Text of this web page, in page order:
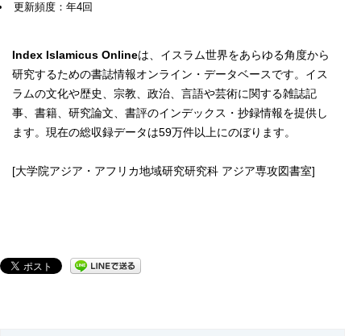
更新頻度：年4回
Index Islamicus Onlineは、イスラム世界をあらゆる角度から
研究するための書誌情報オンライン・データベースです。イス
ラムの文化や歴史、宗教、政治、言語や芸術に関する雑誌記
事、書籍、研究論文、書評のインデックス・抄録情報を提供し
ます。現在の総収録データは59万件以上にのぼります。
[大学院アジア・アフリカ地域研究研究科 アジア専攻図書室]